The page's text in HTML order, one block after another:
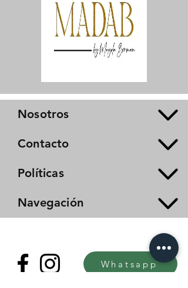
Nosotros
Contacto
Políticas
Navegación
Whatsapp